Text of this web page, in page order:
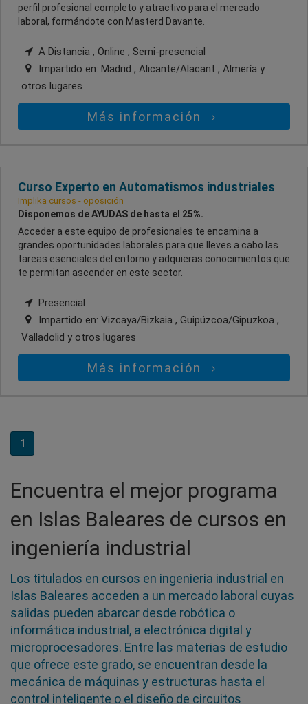
perfil profesional completo y atractivo para el mercado
laboral, formándote con Masterd Davante.
A Distancia , Online , Semi-presencial
Impartido en: Madrid , Alicante/Alacant , Almería y
otros lugares
Más información
Curso Experto en Automatismos industriales
Implika cursos - oposición
Disponemos de AYUDAS de hasta el 25%.
Acceder a este equipo de profesionales te encamina a
grandes oportunidades laborales para que lleves a cabo las
tareas esenciales del entorno y adquieras conocimientos que
te permitan ascender en este sector.
Presencial
Impartido en: Vizcaya/Bizkaia , Guipúzcoa/Gipuzkoa ,
Valladolid y otros lugares
Más información
1
Encuentra el mejor programa
en Islas Baleares de cursos en
ingeniería industrial
Los titulados en cursos en ingenieria industrial en
Islas Baleares acceden a un mercado laboral cuyas
salidas pueden abarcar desde robótica o
informática industrial, a electrónica digital y
microprocesadores. Entre las materias de estudio
que ofrece este grado, se encuentran desde la
mecánica de máquinas y estructuras hasta el
control inteligente o el diseño de circuitos